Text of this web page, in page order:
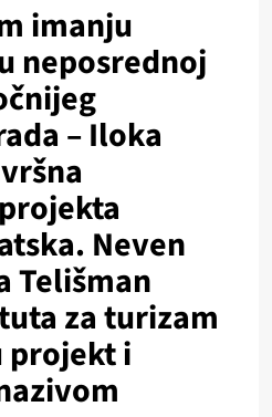
imanju
neposrednoj
– Iloka
Neven
Telišman
za turizam
projekt i